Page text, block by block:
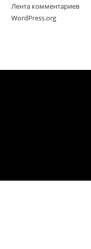
Лента комментариев
WordPress.org